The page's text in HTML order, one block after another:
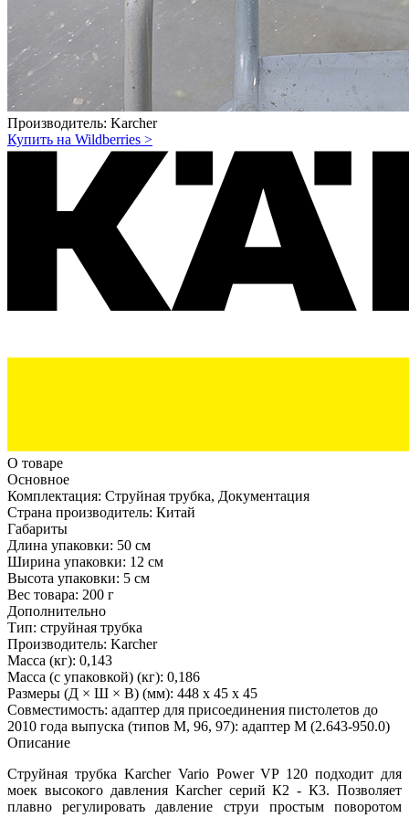
Производитель: Karcher
Купить на Wildberries >
О товаре
Основное
Комплектация: Струйная трубка, Документация
Страна производитель: Китай
Габариты
Длина упаковки: 50 см
Ширина упаковки: 12 см
Высота упаковки: 5 см
Вес товара: 200 г
Дополнительно
Тип: струйная трубка
Производитель: Karcher
Масса (кг): 0,143
Масса (с упаковкой) (кг): 0,186
Размеры (Д × Ш × В) (мм): 448 x 45 x 45
Совместимость: адаптер для присоединения пистолетов до
2010 года выпуска (типов М, 96, 97): адаптер M (2.643-950.0)
Описание
Струйная трубка Karcher Vario Power VP 120 подходит для
моек высокого давления Karcher серий К2 - К3. Позволяет
плавно регулировать давление струи простым поворотом